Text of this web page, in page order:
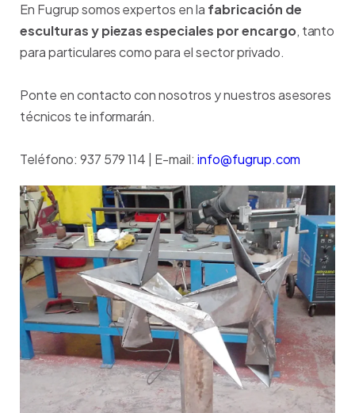
En Fugrup somos expertos en la fabricación de
esculturas y piezas especiales por encargo, tanto
para particulares como para el sector privado.
Ponte en contacto con nosotros y nuestros asesores
técnicos te informarán.
Teléfono: 937 579 114 | E-mail: info@fugrup.com